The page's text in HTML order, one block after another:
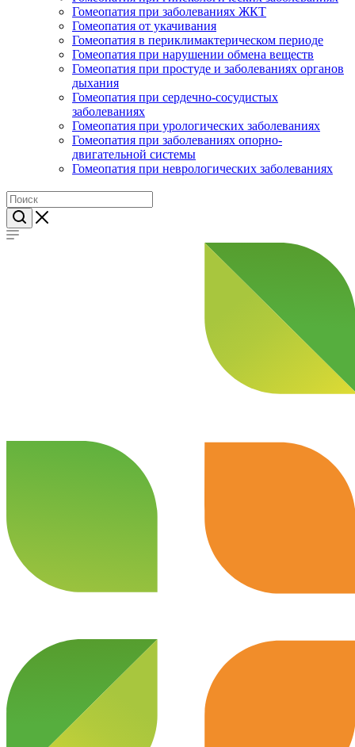
Гомеопатия при заболеваниях ЖКТ
Гомеопатия от укачивания
Гомеопатия в периклимактерическом периоде
Гомеопатия при нарушении обмена веществ
Гомеопатия при простуде и заболеваниях органов
дыхания
Гомеопатия при сердечно-сосудистых
заболеваниях
Гомеопатия при урологических заболеваниях
Гомеопатия при заболеваниях опорно-
двигательной системы
Гомеопатия при неврологических заболеваниях